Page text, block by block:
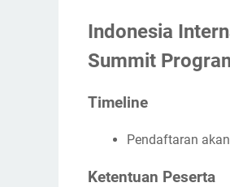
Indonesia
Summit
Timeline
Pendaftaran
Ketentuan Peserta